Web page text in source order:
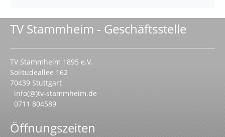
TV Stammheim - Geschäftsstelle
TV Stammheim 1895 e.V.
Solitudeallee 162
70439 Stuttgart
info(@)tv-stammheim.de
0711 804589
Öffnungszeiten